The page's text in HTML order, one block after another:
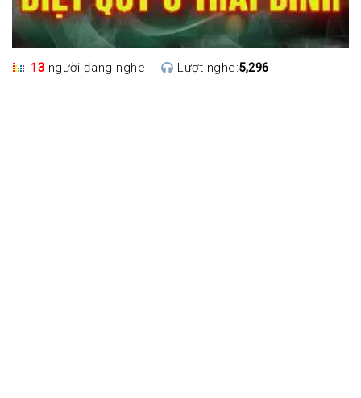
13 người đang nghe Lượt nghe:5,296